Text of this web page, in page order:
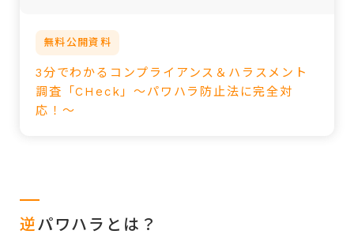
無料公開資料
3分でわかるコンプライアンス＆ハラスメント
調査「CHeck」～パワハラ防止法に完全対
応！～
逆パワハラとは？